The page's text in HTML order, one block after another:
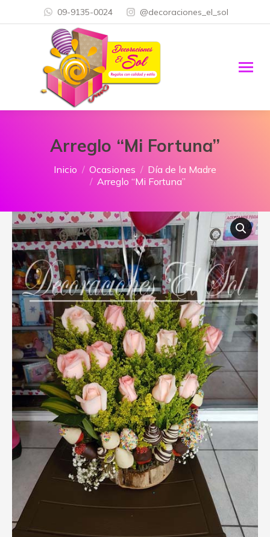
09-9135-0024 @decoraciones_el_sol
Arreglo “Mi Fortuna”
Estás aquí:
Inicio Ocasiones
Día de la Madre
Arreglo “Mi Fortuna”